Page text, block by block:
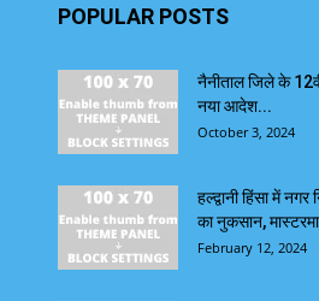
POPULAR POSTS
नैनीताल जिले के
नया आदेश...
October 3, 2024
हल्द्वानी हिंसा में
का नुकसान,
February 12, 2024